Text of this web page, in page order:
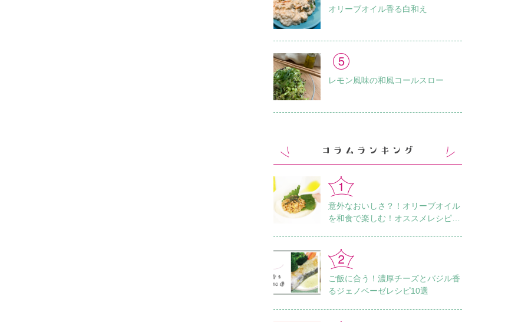
オリーブオイル香る白和え
レモン風味の和風コールスロー
意外なおいしさ？！オリーブオイル
を和食で楽しむ！オススメレシピ18
ご飯に合う！濃厚チーズとバジル香
るジェノベーゼレシピ10選